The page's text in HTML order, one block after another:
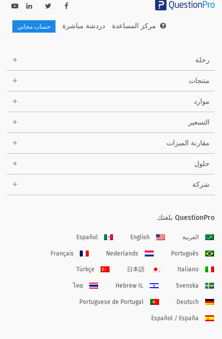
مركز المساعدة دردشة مباشرة حساب مجاني
رحلة
منتجات
موارد
التسعير
مقارنة الميزات
حلول
شركة
QuestionPro بلغتك
العربية English
Español
Português
Nederlands
Français
Italiano
日本語
Türkçe
Svenska
Hebrew IL
ไทย
Deutsch
Portuguese de Portugal
Español / España